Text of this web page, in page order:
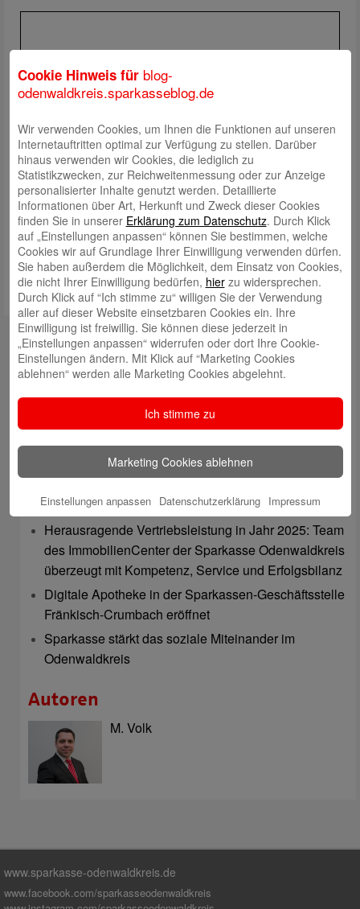
Name*
E-Mail *
Website
Meinen Namen, meine E-Mail-Adresse und meine Website in
diesem Browser für die nächste Kommentierung speichern.
Kontakt
mail@sparkasse-odenwaldkreis.de
Auch per WhatsApp erreichbar!
Neueste Beiträge
Sparkassen Kino Open-Air-Sommer 2026 startet
Öffnungszeiten der Sparkasse zum Wiesenmarkt
Herausragende Vertriebsleistung in Jahr 2025: Team
des ImmobilienCenter der Sparkasse Odenwaldkreis
überzeugt mit Kompetenz, Service und Erfolgsbilanz
Digitale Apotheke in der Sparkassen-Geschäftsstelle
Fränkisch-Crumbach eröffnet
Sparkasse stärkt das soziale Miteinander im
Odenwaldkreis
Autoren
M. Volk
www.sparkasse-odenwaldkreis.de
www.facebook.com/sparkasseodenwaldkreis
Cookie Hinweis für blog-
odenwaldkreis.sparkasseblog.de
Wir verwenden Cookies, um Ihnen die Funktionen auf unseren
Internetauftritten optimal zur Verfügung zu stellen. Darüber
hinaus verwenden wir Cookies, die lediglich zu
Statistikzwecken, zur Reichweitenmessung oder zur Anzeige
personalisierter Inhalte genutzt werden. Detaillierte
Informationen über Art, Herkunft und Zweck dieser Cookies
finden Sie in unserer Erklärung zum Datenschutz. Durch Klick
auf „Einstellungen anpassen“ können Sie bestimmen, welche
Cookies wir auf Grundlage Ihrer Einwilligung verwenden dürfen.
Sie haben außerdem die Möglichkeit, dem Einsatz von Cookies,
die nicht Ihrer Einwilligung bedürfen, hierzu widersprechen.
Durch Klick auf “Ich stimme zu“ willigen Sie der Verwendung
aller auf dieser Website einsetzbaren Cookies ein. Ihre
Einwilligung ist freiwillig. Sie können diese jederzeit in
„Einstellungen anpassen“ widerrufen oder dort Ihre Cookie-
Einstellungen ändern. Mit Klick auf “Marketing Cookies
ablehnen“ werden alle Marketing Cookies abgelehnt.
Ich stimme zu
Marketing Cookies ablehnen
Einstellungen anpassen Datenschutzerklärung Impressum